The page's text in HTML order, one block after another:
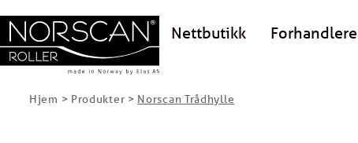
Nettbutikk Forhandlere
Hjem > Produkter > Norscan Trådhylle